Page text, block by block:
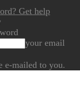
Get help
your email
e-mailed to you.